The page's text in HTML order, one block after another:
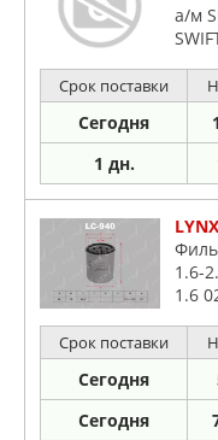
а/м
Срок поставки
Сегодня
1 дн.
1.6-
1.6
Срок поставки
Сегодня
Сегодня